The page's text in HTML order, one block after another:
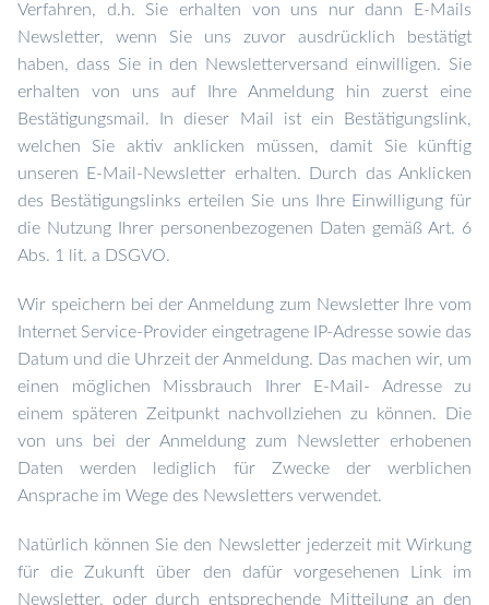
Verfahren, d.h. Sie erhalten von uns nur dann E-Mails
Newsletter, wenn Sie uns zuvor ausdrücklich bestätigt
haben, dass Sie in den Newsletterversand einwilligen. Sie
erhalten von uns auf Ihre Anmeldung hin zuerst eine
Bestätigungsmail . In dieser Mail ist ein Bestätigungslink,
welchen Sie aktiv anklicken müssen, damit Sie künftig
unseren E-Mail-Newsletter erhalten. Durch das Anklicken
des Bestätigungslinks erteilen Sie uns Ihre Einwilligung für
die Nutzung Ihrer personenbezogenen Daten gemäß Art. 6
Abs. 1 lit. a DSGVO.
Wir speichern bei der Anmeldung zum Newsletter Ihre vom
Internet Service-Provider eingetragene IP-Adresse sowie das
Datum und die Uhrzeit der Anmeldung. Das machen wir, um
einen möglichen Missbrauch Ihrer E-Mail- Adresse zu
einem späteren Zeitpunkt nachvollziehen zu können. Die
von uns bei der Anmeldung zum Newsletter erhobenen
Daten werden lediglich für Zwecke der werblichen
Ansprache im Wege des Newsletters verwendet.
Natürlich können Sie den Newsletter jederzeit mit Wirkung
für die Zukunft über den dafür vorgesehenen Link im
Newsletter, oder durch entsprechende Mitteilung an den